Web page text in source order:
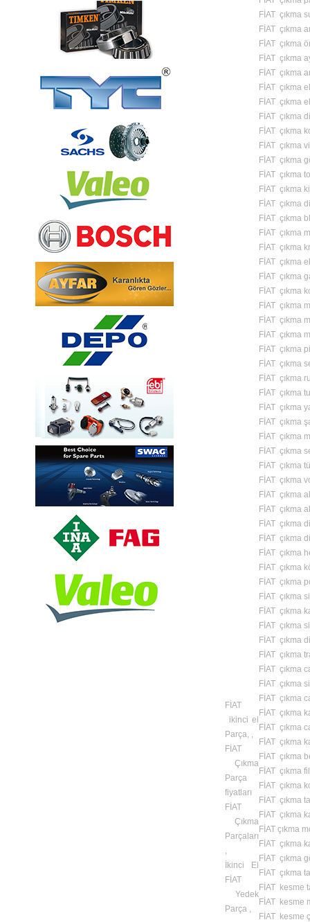
FİAT
ikinci el
Parça, ,
FİAT
Çıkma
Parça
fiyatları
FİAT
Çıkma
Parçaları
,
İkinci El
FİAT
Yedek
Parça ,
FİAT çıkma
FİAT çıkma
FİAT çıkma
FİAT çıkma
FİAT çıkma
FİAT çıkma
FİAT çıkma
FİAT çıkma
FİAT çıkma
FİAT çıkma
FİAT çıkma
FİAT çıkma
FİAT çıkma
FİAT çıkma
FİAT çıkma
FİAT çıkma
FİAT çıkma
FİAT çıkma
FİAT çıkma
FİAT çıkma
FİAT çıkma
FİAT çıkma
FİAT çıkma
FİAT çıkma
FİAT çıkma
FİAT çıkma
FİAT çıkma
FİAT çıkma
FİAT çıkma
FİAT çıkma
FİAT çıkma
FİAT çıkma
FİAT çıkma
FİAT çıkma
FİAT çıkma
FİAT çıkma
FİAT çıkma
FİAT çıkma
FİAT çıkma
FİAT çıkma
FİAT çıkma
FİAT çıkma
FİAT çıkma
FİAT çıkma
FİAT çıkma
FİAT çıkma
FİAT çıkma
FİAT çıkma
FİAT çıkma
FİAT çıkma
FİAT çıkma
FİAT çıkma
FİAT çıkma
FİAT çıkma
FİAT çıkma
FİAT çıkma
FİAT çıkma
FİAT çıkma
FİAT çıkma
FİAT çıkma
FİAT kesme
FİAT kesme
FİAT kesme